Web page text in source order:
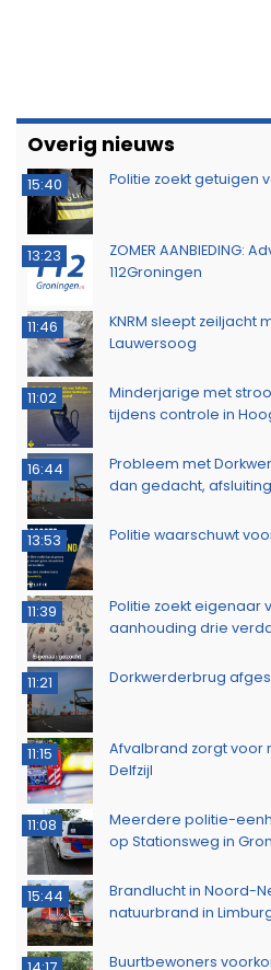
Overig nieuws
15:40 Politie zoekt getuigen
13:23
ZOMER AANBIEDING:
112Groningen
11:46
KNRM sleept
Lauwersoog
11:02
Minderjarige met
tijdens controle in
16:44
Probleem met
dan gedacht,
13:53 Politie waarschuwt
11:39
Politie zoekt eigenaar
aanhouding drie
11:21 Dorkwerderbrug
11:15
Afvalbrand zorgt voor
Delfzijl
11:08
Meerdere politie-
op Stationsweg in
15:44
Brandlucht in Noord-
natuurbrand in
Buurtbewoners